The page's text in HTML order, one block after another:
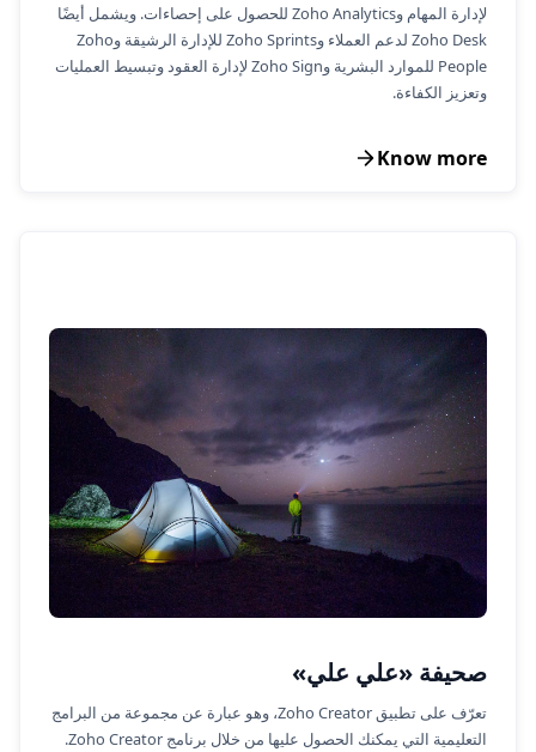
لإدارة المهام وZoho Analytics للحصول على إحصاءات. ويشمل أيضًا
Zoho Desk لدعم العملاء وZoho Sprints للإدارة الرشيقة وZoho
People للموارد البشرية وZoho Sign لإدارة العقود وتبسيط العمليات
وتعزيز الكفاءة.
Know more
صحيفة «علي علي»
تعرّف على تطبيق Zoho Creator، وهو عبارة عن مجموعة من البرامج
التعليمية التي يمكنك الحصول عليها من خلال برنامج Zoho Creator.